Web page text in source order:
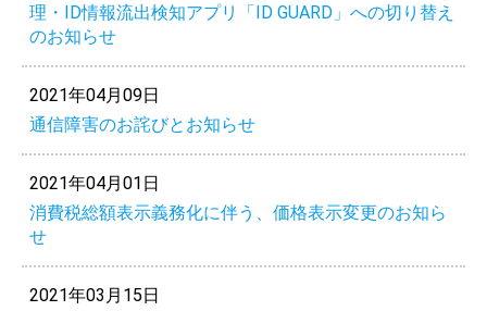
理・ID情報流出検知アプリ「ID GUARD」への切り替え
のお知らせ
2021年04月09日
通信障害のお詫びとお知らせ
2021年04月01日
消費税総額表示義務化に伴う、価格表示変更のお知ら
せ
2021年03月15日